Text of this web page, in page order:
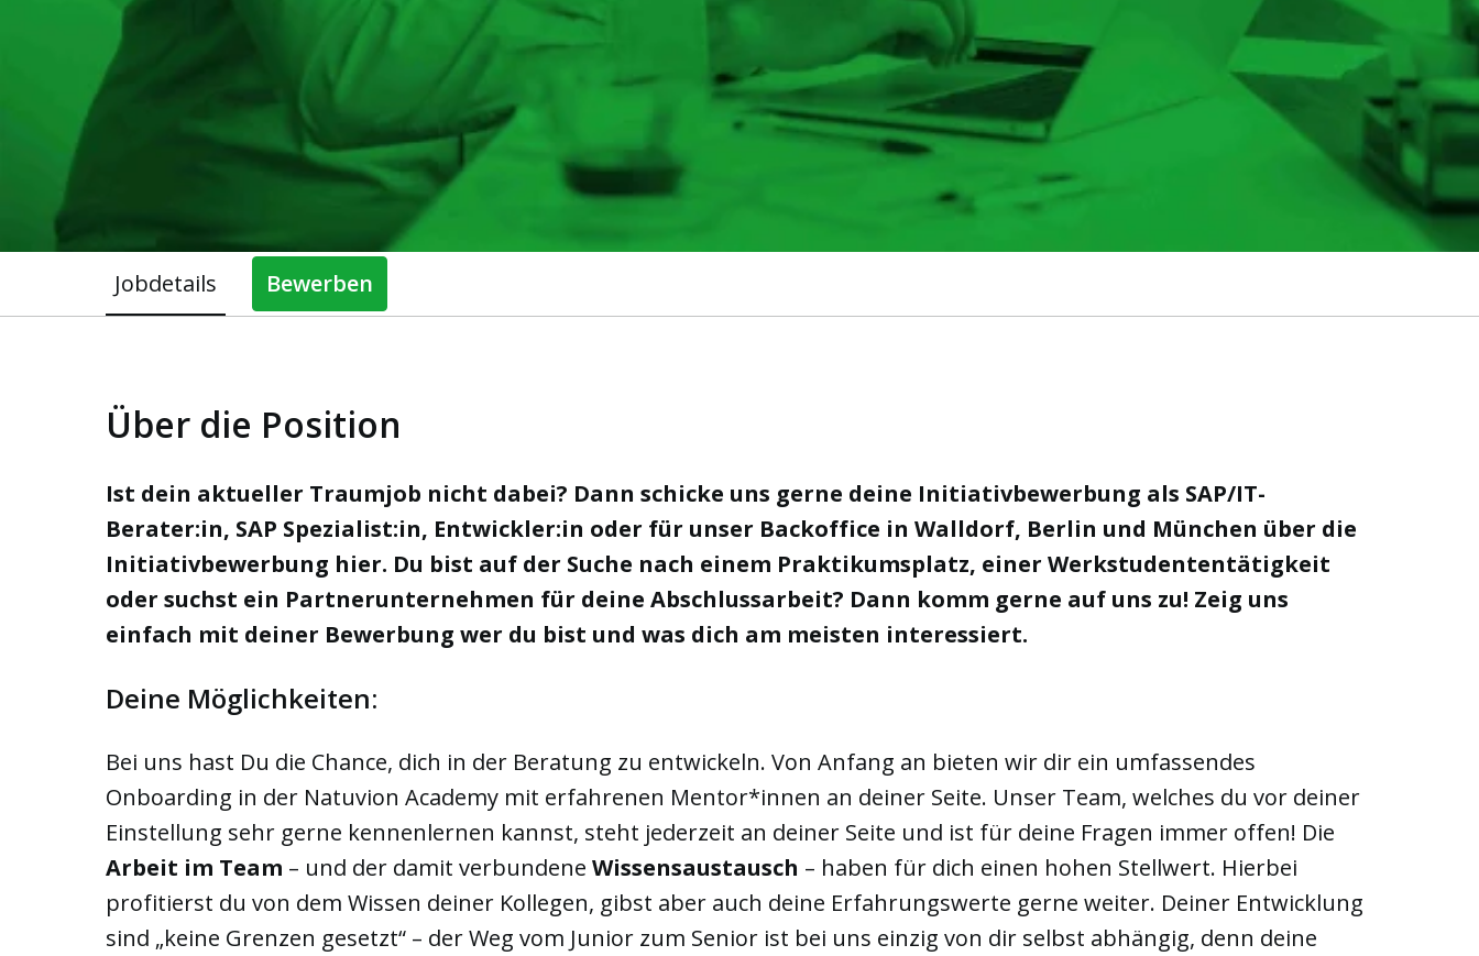
Jobdetails Bewerben
Über die Position
Ist dein aktueller Traumjob nicht dabei? Dann schicke uns gerne deine Initiativbewerbung als SAP/IT-
Berater:in, SAP Spezialist:in, Entwickler:in oder für unser Backoffice in Walldorf, Berlin und München über die
Initiativbewerbung hier. Du bist auf der Suche nach einem Praktikumsplatz, einer Werkstudententätigkeit
oder suchst ein Partnerunternehmen für deine Abschlussarbeit? Dann komm gerne auf uns zu! Zeig uns
einfach mit deiner Bewerbung wer du bist und was dich am meisten interessiert.
Deine Möglichkeiten:
Bei uns hast Du die Chance, dich in der Beratung zu entwickeln. Von Anfang an bieten wir dir ein umfassendes
Onboarding in der Natuvion Academy mit erfahrenen Mentor*innen an deiner Seite. Unser Team, welches du vor deiner
Einstellung sehr gerne kennenlernen kannst, steht jederzeit an deiner Seite und ist für deine Fragen immer offen! Die
Arbeit im Team – und der damit verbundene Wissensaustausch – haben für dich einen hohen Stellwert. Hierbei
profitierst du von dem Wissen deiner Kollegen, gibst aber auch deine Erfahrungswerte gerne weiter. Deiner Entwicklung
sind „keine Grenzen gesetzt“ – der Weg vom Junior zum Senior ist bei uns einzig von dir selbst abhängig, denn deine